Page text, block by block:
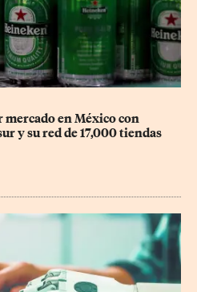
mercado en México con
y su red de 17,000 tiendas